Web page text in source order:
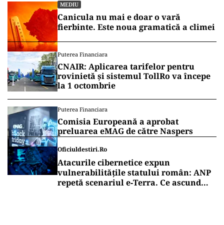
MEDIU
Canicula nu mai e doar o vară
fierbinte. Este noua gramatică a climei
Puterea Financiara
CNAIR: Aplicarea tarifelor pentru
rovinietă și sistemul TollRo va începe
la 1 octombrie
Puterea Financiara
Comisia Europeană a aprobat
preluarea eMAG de către Naspers
Oficiuldestiri.ro
Atacurile cibernetice expun
vulnerabilitățile statului român: ANP
repetă scenariul e‑Terra. Ce ascund